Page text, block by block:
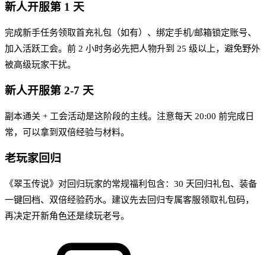
新人开服第 1 天
完成新手任务领取首充礼包（如有）、绑定手机/邮箱锁定账号、
加入活跃工会。前 2 小时务必先把人物升到 25 级以上，避免野外
被高级玩家干扰。
新人开服第 2-7 天
副本通关 + 工会活动是这阶段的主线。注意每天 20:00 前完成日
常，可以拿到双倍经验与材料。
老玩家回归
《翠玉传说》对回归玩家的常规福利包含：30 天回归礼包、装备
一键回档、双倍经验药水。建议先去回归专属客服领取礼包码，
再决定开新角色还是续玩老号。